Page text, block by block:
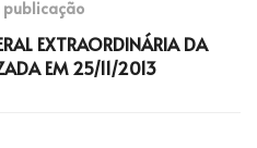
publicação
EXTRAORDINÁRIA DA
EM 25/11/2013